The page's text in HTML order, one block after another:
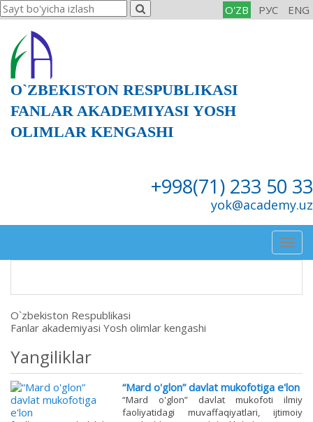
O'ZB РУС ENG
O`ZBEKISTON RESPUBLIKASI
FANLAR AKADEMIYASI YOSH
OLIMLAR KENGASHI
+998(71) 233 50 33
yok@academy.uz
O`zbekiston Respublikasi
Fanlar akademiyasi Yosh olimlar kengashi
Yangiliklar
“Mard o'glon” davlat mukofotiga e'lon
“Mard o'glon” davlat mukofoti ilmiy
faoliyatidagi muvaffaqiyatlari, ijtimoiy